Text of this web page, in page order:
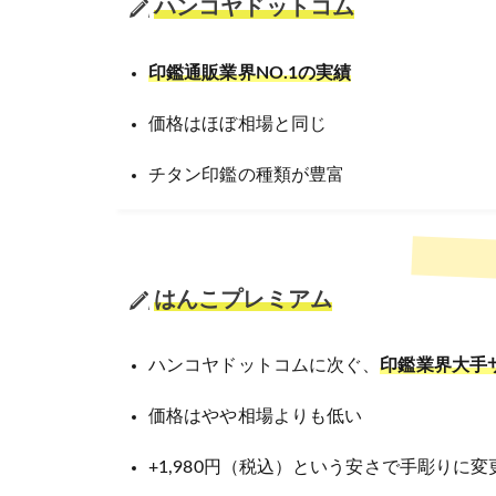
ハンコヤドットコム
印鑑通販業界NO.1の実績
価格はほぼ相場と同じ
チタン印鑑の種類が豊富
はんこプレミアム
ハンコヤドットコムに次ぐ、印鑑業界大手
価格はやや相場よりも低い
+1,980円（税込）という安さで手彫りに変